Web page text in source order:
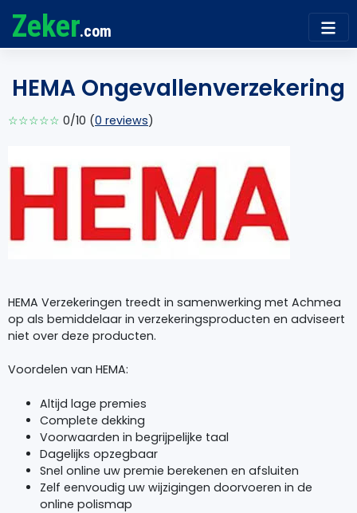
Zeker.com
HEMA Ongevallenverzekering
☆☆☆☆☆ 0/10 (0 reviews)
HEMA Verzekeringen treedt in samenwerking met Achmea
op als bemiddelaar in verzekeringsproducten en adviseert
niet over deze producten.
Voordelen van HEMA:
Altijd lage premies
Complete dekking
Voorwaarden in begrijpelijke taal
Dagelijks opzegbaar
Snel online uw premie berekenen en afsluiten
Zelf eenvoudig uw wijzigingen doorvoeren in de
online polismap